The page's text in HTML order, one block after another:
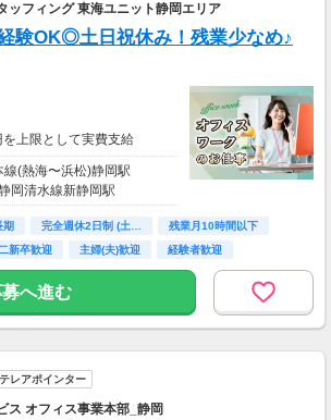
ッフィング 東海ユニット静岡エリア
験OK◎土日祝休み！残業少なめ♪
上限として実費支給
時給1400円×実働8h×週5日
ものではありません。
(熱海〜浜松)静岡駅
岡清水線新静岡駅
期 完全週休2日制 (土…
残業月10時間以下
新卒歓迎 主婦(夫)歓迎
経験者歓迎
募へ進む
レアポインター
ス オフィス事業本部_静岡